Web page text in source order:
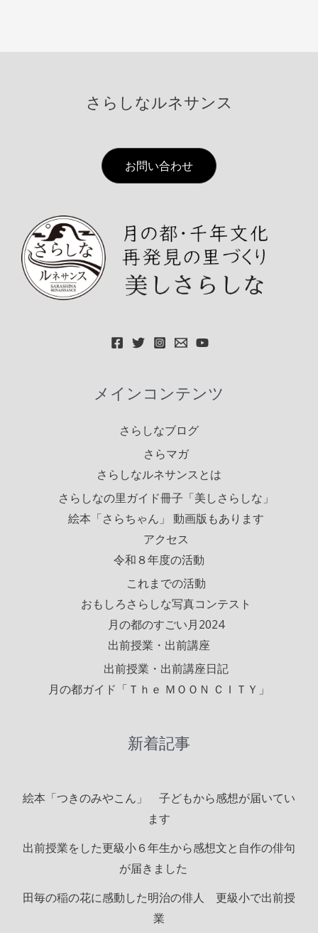
さらしなルネサンス
お問い合わせ
メインコンテンツ
さらしなブログ
さらマガ
さらしなルネサンスとは
さらしなの里ガイド冊子「美しさらしな」
絵本「さらちゃん」 動画版もあります
アクセス
令和８年度の活動
これまでの活動
おもしろさらしな写真コンテスト
月の都のすごい月2024
出前授業・出前講座
出前授業・出前講座日記
月の都ガイド「Ｔｈｅ ＭＯＯＮ ＣＩＴＹ」
新着記事
絵本「つきのみやこん」 子どもから感想が届いてい
ます
出前授業をした更級小６年生から感想文と自作の俳句
が届きました
田毎の稲の花に感動した明治の俳人 更級小で出前授
業